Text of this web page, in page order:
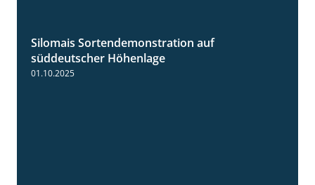
Silomais Sortendemonstration auf
süddeutscher Höhenlage